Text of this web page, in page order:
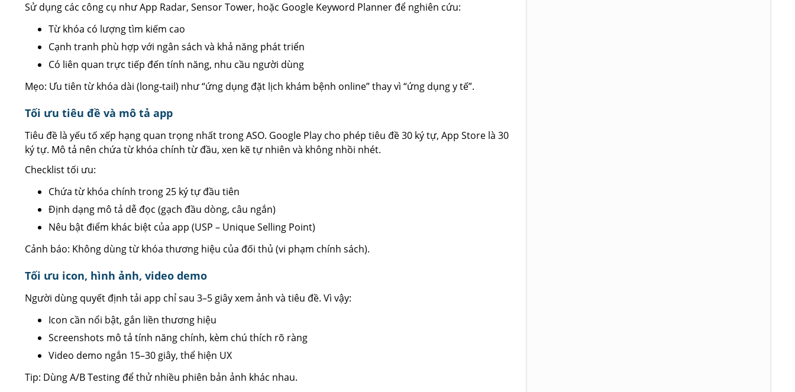
Sử dụng các công cụ như App Radar, Sensor Tower, hoặc Google Keyword Planner để nghiên cứu:
Từ khóa có lượng tìm kiếm cao
Cạnh tranh phù hợp với ngân sách và khả năng phát triển
Có liên quan trực tiếp đến tính năng, nhu cầu người dùng
Mẹo: Ưu tiên từ khóa dài (long-tail) như “ứng dụng đặt lịch khám bệnh online” thay vì “ứng dụng y tế”.
Tối ưu tiêu đề và mô tả app
Tiêu đề là yếu tố xếp hạng quan trọng nhất trong ASO. Google Play cho phép tiêu đề 30 ký tự, App Store là 30
ký tự. Mô tả nên chứa từ khóa chính từ đầu, xen kẽ tự nhiên và không nhồi nhét.
Checklist tối ưu:
Chứa từ khóa chính trong 25 ký tự đầu tiên
Định dạng mô tả dễ đọc (gạch đầu dòng, câu ngắn)
Nêu bật điểm khác biệt của app (USP – Unique Selling Point)
Cảnh báo: Không dùng từ khóa thương hiệu của đối thủ (vi phạm chính sách).
Tối ưu icon, hình ảnh, video demo
Người dùng quyết định tải app chỉ sau 3–5 giây xem ảnh và tiêu đề. Vì vậy:
Icon cần nổi bật, gắn liền thương hiệu
Screenshots mô tả tính năng chính, kèm chú thích rõ ràng
Video demo ngắn 15–30 giây, thể hiện UX
Tip: Dùng A/B Testing để thử nhiều phiên bản ảnh khác nhau.